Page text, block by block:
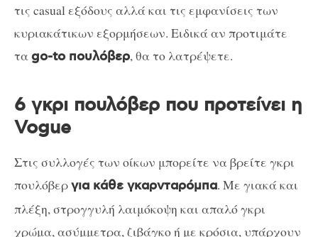
τις casual εξόδους αλλά και τις εμφανίσεις των
κυριακάτικων εξορμήσεων. Ειδικά αν προτιμάτε
ταgo-to πουλόβερ, θα το λατρέψετε.
6 γκρι πουλόβερ που προτείνει η
Vogue
Στις συλλογές των οίκων μπορείτε να βρείτε γκρι
πουλόβεργια κάθε γκαρνταρόμπα. Με γιακά και
πλέξη, στρογγυλή λαιμόκοψη και απαλό γκρι
χρώμα, ασύμμετρα, ζιβάγκο ή με κρόσια, υπάρχουν